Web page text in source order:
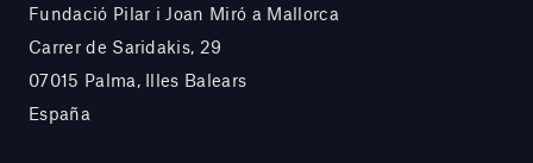
Fundació Pilar i Joan Miró a Mallorca
Carrer de Saridakis, 29
07015 Palma, Illes Balears
España